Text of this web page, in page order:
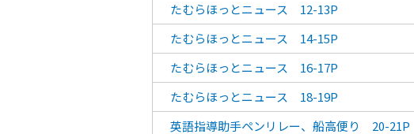
たむらほっとニュース 12-13P
たむらほっとニュース 14-15P
たむらほっとニュース 16-17P
たむらほっとニュース 18-19P
英語指導助手ペンリレー、船高便り 20-21P